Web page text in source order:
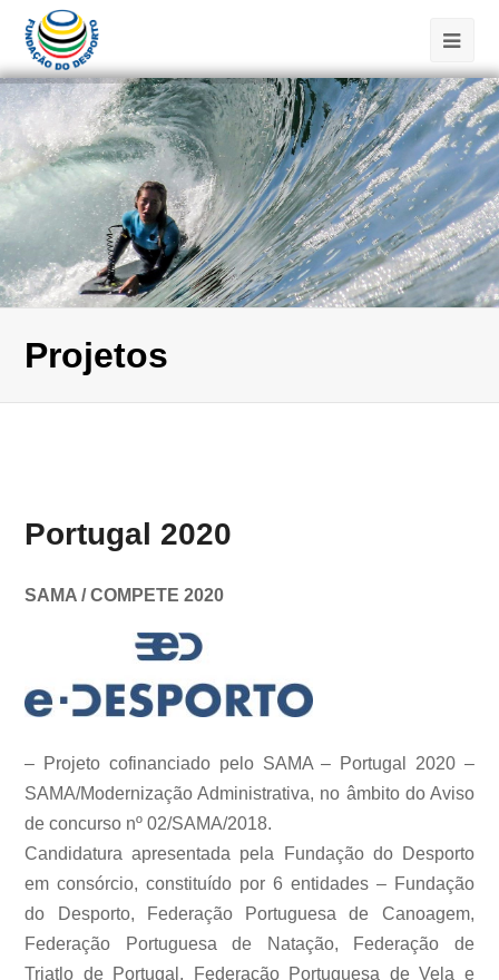
Projetos
Portugal 2020
SAMA / COMPETE 2020
– Projeto cofinanciado pelo SAMA – Portugal 2020 –
SAMA/Modernização Administrativa, no âmbito do Aviso
de concurso nº 02/SAMA/2018.
Candidatura apresentada pela Fundação do Desporto
em consórcio, constituído por 6 entidades – Fundação
do Desporto, Federação Portuguesa de Canoagem,
Federação Portuguesa de Natação, Federação de
Triatlo de Portugal, Federação Portuguesa de Vela e